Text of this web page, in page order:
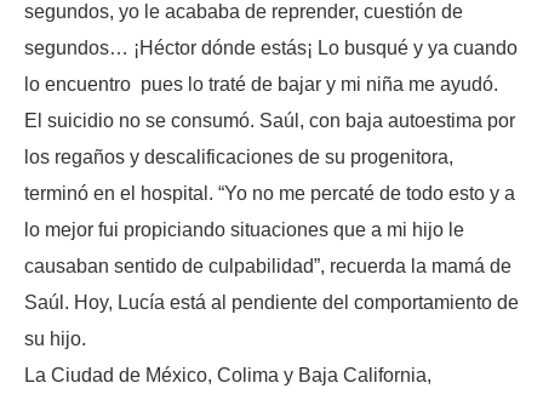
segundos, yo le acababa de reprender, cuestión de
segundos… ¡Héctor dónde estás¡ Lo busqué y ya cuando
lo encuentro pues lo traté de bajar y mi niña me ayudó.
El suicidio no se consumó. Saúl, con baja autoestima por
los regaños y descalificaciones de su progenitora,
terminó en el hospital. “Yo no me percaté de todo esto y a
lo mejor fui propiciando situaciones que a mi hijo le
causaban sentido de culpabilidad”, recuerda la mamá de
Saúl. Hoy, Lucía está al pendiente del comportamiento de
su hijo.
La Ciudad de México, Colima y Baja California,